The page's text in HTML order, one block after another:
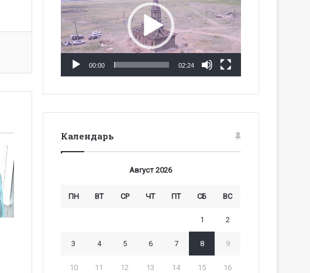
00:00 02:24
Календарь
Август 2026
ПН ВТ СР ЧТ ПТ СБ ВС
1 2
3 4 5 6 7 8 9
10 11 12 13 14 15 16